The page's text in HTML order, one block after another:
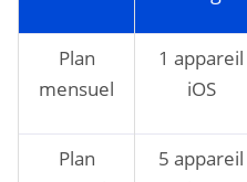
Plan
mensuel
1 appareil
iOS
Plan
5 appareil